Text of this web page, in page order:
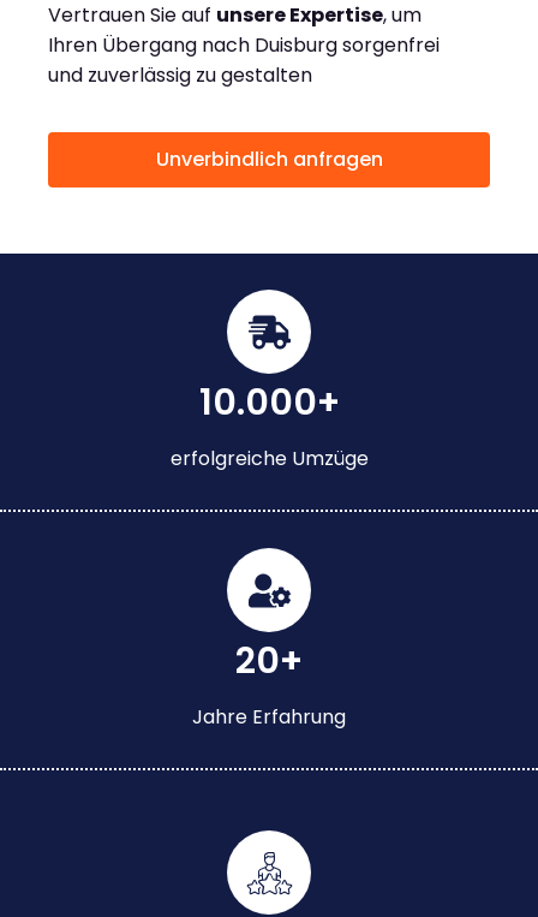
Vertrauen Sie auf unsere Expertise, um
Ihren Übergang nach Duisburg sorgenfrei
und zuverlässig zu gestalten
Unverbindlich anfragen
10.000+
erfolgreiche Umzüge
20+
Jahre Erfahrung